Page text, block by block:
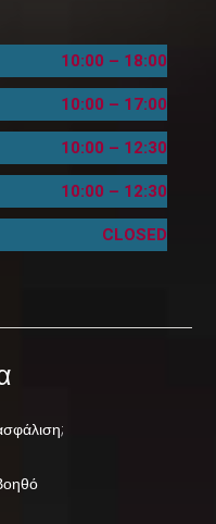
10:00 – 18:00
10:00 – 17:00
10:00 – 12:30
10:00 – 12:30
CLOSED